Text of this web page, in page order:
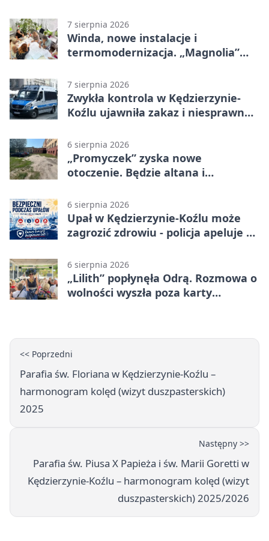
7 sierpnia 2026
Winda, nowe instalacje i
termomodernizacja. „Magnolia”
7 sierpnia 2026
Zwykła kontrola w Kędzierzynie-
Koźlu ujawniła zakaz i niesprawne
6 sierpnia 2026
„Promyczek” zyska nowe
otoczenie. Będzie altana i
6 sierpnia 2026
Upał w Kędzierzynie-Koźlu może
zagrozić zdrowiu - policja apeluje o
6 sierpnia 2026
„Lilith” popłynęła Odrą. Rozmowa o
wolności wyszła poza karty
<< Poprzedni
Parafia św. Floriana w Kędzierzynie-Koźlu –
harmonogram kolęd (wizyt duszpasterskich)
2025
Następny >>
Parafia św. Piusa X Papieża i św. Marii Goretti w
Kędzierzynie-Koźlu – harmonogram kolęd (wizyt
duszpasterskich) 2025/2026